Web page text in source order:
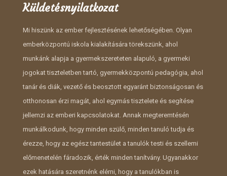
Küldetésnyilatkozat
Mi hiszünk az ember fejlesztésének lehetőségében. Olyan
emberközpontú iskola kialakítására törekszünk, ahol
munkánk alapja a gyermekszereteten alapuló, a gyermeki
jogokat tiszteletben tartó, gyermekközpontú pedagógia, ahol
tanár és diák, vezető és beosztott egyaránt biztonságosan és
otthonosan érzi magát, ahol egymás tisztelete és segítése
jellemzi az emberi kapcsolatokat. Annak megteremtésén
munkálkodunk, hogy minden szülő, minden tanuló tudja és
érezze, hogy az egész tantestület a tanulók testi és szellemi
előmenetelén fáradozik, érték minden tanítvány. Ugyanakkor
ezek hatására szeretnénk elérni, hogy a tanulókban is